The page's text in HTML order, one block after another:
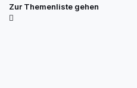
Zur Themenliste gehen